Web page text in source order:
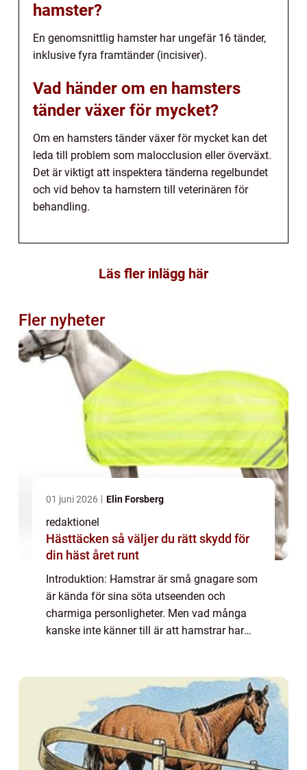
hamster?
En genomsnittlig hamster har ungefär 16 tänder,
inklusive fyra framtänder (incisiver).
Vad händer om en hamsters
tänder växer för mycket?
Om en hamsters tänder växer för mycket kan det
leda till problem som malocclusion eller överväxt.
Det är viktigt att inspektera tänderna regelbundet
och vid behov ta hamstern till veterinären för
behandling.
Läs fler inlägg här
Fler nyheter
01 juni 2026 Elin Forsberg
redaktionel
Hästtäcken så väljer du rätt skydd för
din häst året runt
Introduktion: Hamstrar är små gnagare som
är kända för sina söta utseenden och
charmiga personligheter. Men vad många
kanske inte känner till är att hamstrar har